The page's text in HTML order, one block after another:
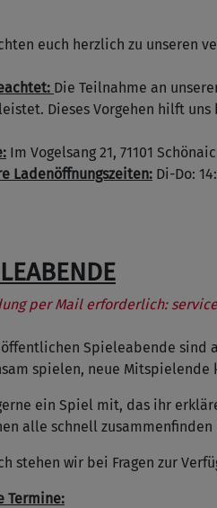
euch herzlich zu unseren
Die Teilnahme an
Dieses Vorgehen hilft
Im Vogelsang 21, 71101
Ladenöffnungszeiten: Di-Do:
per Mail erforderlich:
öffentlichen Spieleabende sind
spielen, neue
ein Spiel mit, das ihr
alle schnell
stehen wir bei Fragen zur
Termine: